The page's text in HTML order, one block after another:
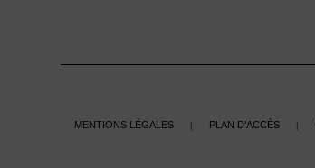
Mentions légales | Plan d'accès |